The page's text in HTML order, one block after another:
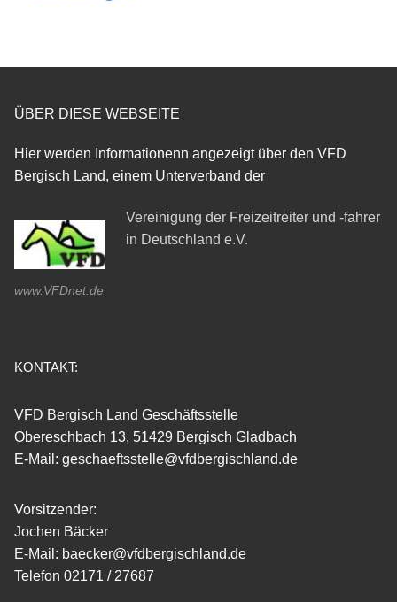
ÜBER DIESE WEBSEITE
Hier werden Informationenn angezeigt über den VFD
Bergisch Land, einem Unterverband der
www.VFDnet.de
Vereinigung der Freizeitreiter und -fahrer
in Deutschland e.V.
KONTAKT:
VFD Bergisch Land Geschäftsstelle
Obereschbach 13, 51429 Bergisch Gladbach
E-Mail: geschaeftsstelle@vfdbergischland.de
Vorsitzender:
Jochen Bäcker
E-Mail: baecker@vfdbergischland.de
Telefon 02171 / 27687